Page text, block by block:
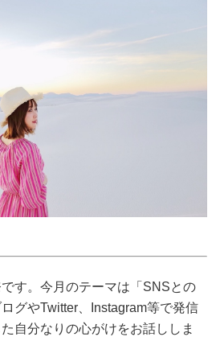
す。今月のテーマは「SNSとの
グやTwitter、Instagram等で発信
自分なりの心がけをお話ししま